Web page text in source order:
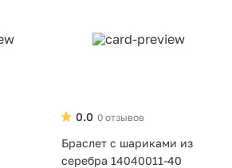
0 отзывов
0.0
Браслет с шариками из
серебра 14040011-40